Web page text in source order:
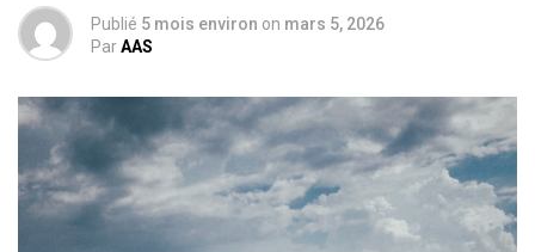
Publié 5 mois environ on mars 5, 2026
ParAAS